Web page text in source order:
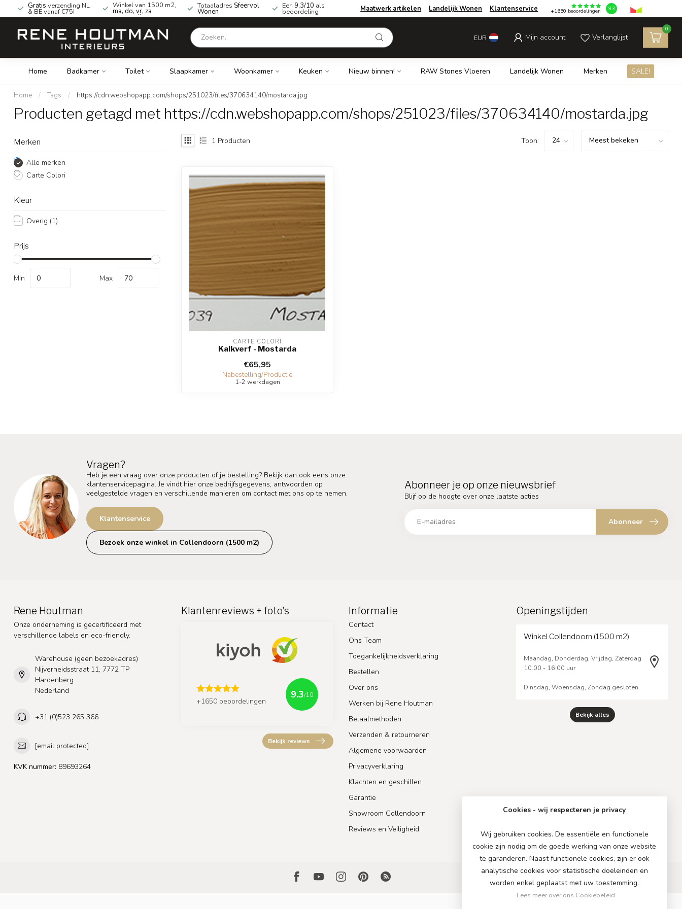
Gratis verzending NL
& BE vanaf €75!
Winkel van 1500 m2,
ma, do, vr, za
geopend!
Totaaladres Sfeervol
Wonen
Een 9,3/10 als
beoordeling Maatwerk artikelen Landelijk Wonen Klantenservice +1650 beoordelingen 9.3
EUR Mijn account Verlanglijst
0
Home Badkamer Toilet Slaapkamer Woonkamer Keuken Nieuw binnen! RAW Stones Vloeren Landelijk Wonen Merken SALE!
Home / Tags / https://cdn.webshopapp.com/shops/251023/files/370634140/mostarda.jpg
Producten getagd met https://cdn.webshopapp.com/shops/251023/files/370634140/mostarda.jpg
Merken
Alle merken
Carte Colori
Kleur
Overig (1)
Prijs
Min Max
1 Producten Toon:
CARTE COLORI
Kalkverf - Mostarda
€65,95
Nabestelling/Productie
1-2 werkdagen
Vragen?
Heb je een vraag over onze producten of je bestelling? Bekijk dan ook eens onze
klantenservicepagina. Je vindt hier onze bedrijfsgegevens, antwoorden op
veelgestelde vragen en verschillende manieren om contact met ons op te nemen.
Klantenservice
Bezoek onze winkel in Collendoorn (1500 m2)
Abonneer je op onze nieuwsbrief
Blijf op de hoogte over onze laatste acties
Abonneer
Rene Houtman
Onze onderneming is gecertificeerd met
verschillende labels en eco-friendly.
Warehouse (geen bezoekadres)
Nijverheidsstraat 11, 7772 TP
Hardenberg
Nederland
+31 (0)523 265 366
[email protected]
KVK nummer: 89693264
Klantenreviews + foto's
+1650 beoordelingen
9.3/10
Bekijk reviews
Informatie
Contact
Ons Team
Toegankelijkheidsverklaring
Bestellen
Over ons
Werken bij Rene Houtman
Betaalmethoden
Verzenden & retourneren
Algemene voorwaarden
Privacyverklaring
Klachten en geschillen
Garantie
Showroom Collendoorn
Reviews en Veiligheid
Openingstijden
Winkel Collendoorn (1500 m2)
Maandag, Donderdag, Vrijdag, Zaterdag
10.00 - 16:00 uur
Dinsdag, Woensdag, Zondag gesloten
Bekijk alles
Cookies - wij respecteren je privacy
Wij gebruiken cookies. De essentiële en functionele
cookie zijn nodig om de goede werking van onze website
te garanderen. Naast functionele cookies, zijn er ook
analytische cookies voor statistische doeleinden en
worden enkel geplaatst met uw toestemming.
Lees meer over ons Cookiebeleid